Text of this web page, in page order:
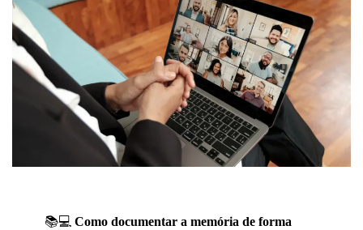
📚💻 Como documentar a memória de forma